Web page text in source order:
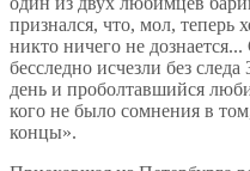
признался, что, мол, теперь
никто ничего не
бесследно исчезли без
день и проболтавшийся
кого не было сомнения в
концы».